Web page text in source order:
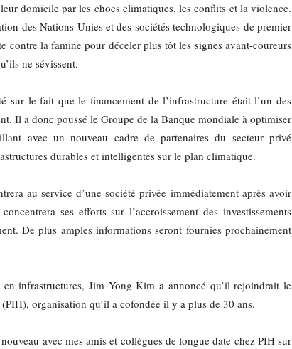
domicile par les chocs climatiques, les conflits et la violence.
des Nations Unies et des sociétés technologiques de premier
contre la famine pour déceler plus tôt les signes avant-coureurs
ne sévissent.
sur le fait que le financement de l’infrastructure était l’un des
Il a donc poussé le Groupe de la Banque mondiale à optimiser
avec un nouveau cadre de partenaires du secteur privé
durables et intelligentes sur le plan climatique.
au service d’une société privée immédiatement après avoir
ses efforts sur l’accroissement des investissements
De plus amples informations seront fournies prochainement
en infrastructures, Jim Yong Kim a annoncé qu’il rejoindrait le
organisation qu’il a cofondée il y a plus de 30 ans.
avec mes amis et collègues de longue date chez PIH sur